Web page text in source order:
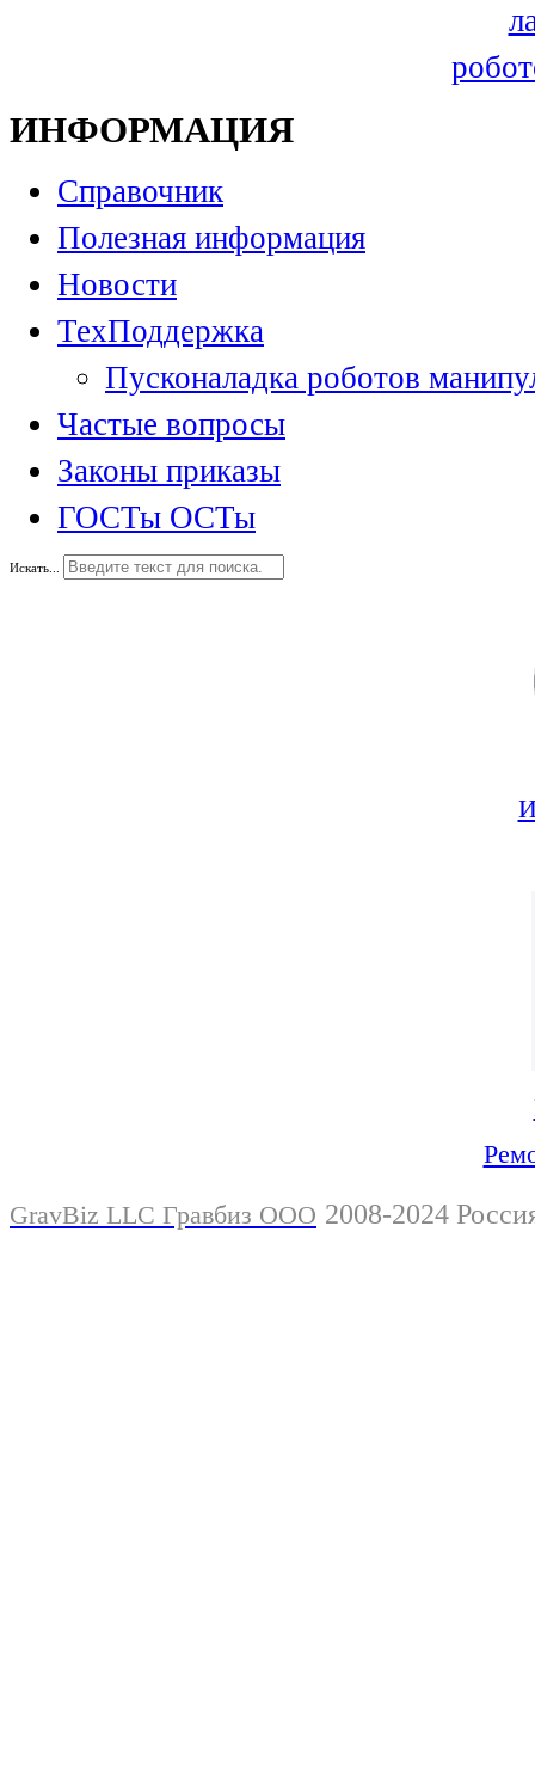
ИНФОРМАЦИЯ
Справочник
Полезная информация
Новости
ТехПоддержка
Пусконаладка роботов
Частые вопросы
Законы приказы
ГОСТы ОСТы
Искать...
GravBiz LLC Гравбиз ООО 2008-2024